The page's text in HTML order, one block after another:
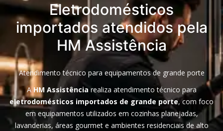
Eletrodomésticos
importados atendidos pela
HM Assistência
Atendimento técnico para equipamentos de grande porte
A HM Assistência realiza atendimento técnico para
eletrodomésticos importados de grande porte, com foco
em equipamentos utilizados em cozinhas planejadas,
lavanderias, áreas gourmet e ambientes residenciais de alto